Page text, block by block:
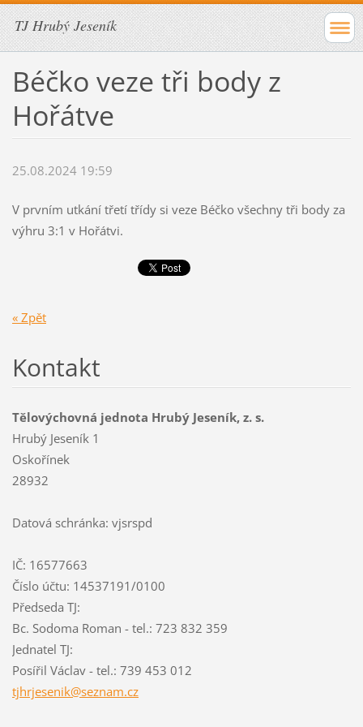
TJ Hrubý Jeseník
Béčko veze tři body z
Hořátve
25.08.2024 19:59
V prvním utkání třetí třídy si veze Béčko všechny tři body za
výhru 3:1 v Hořátvi.
« Zpět
Kontakt
Tělovýchovná jednota Hrubý Jeseník, z. s.
Hrubý Jeseník 1
Oskořínek
28932
Datová schránka: vjsrspd
IČ: 16577663
Číslo účtu: 14537191/0100
Předseda TJ:
Bc. Sodoma Roman - tel.: 723 832 359
Jednatel TJ:
Posířil Václav - tel.: 739 453 012
tjhrjesenik@seznam.cz